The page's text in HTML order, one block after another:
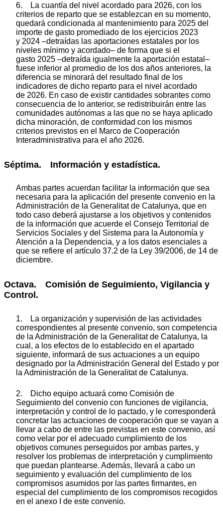
6. La cuantía del nivel acordado para 2026, con los
criterios de reparto que se establezcan en su momento,
quedará condicionada al mantenimiento para 2025 del
importe de gasto promediado de los ejercicios 2023
y 2024 –detraídas las aportaciones estatales por los
niveles mínimo y acordado– de forma que si el
gasto 2025 –detraída igualmente la aportación estatal–
fuese inferior al promedio de los dos años anteriores, la
diferencia se minorará del resultado final de los
indicadores de dicho reparto para el nivel acordado
de 2026. En caso de existir cantidades sobrantes como
consecuencia de lo anterior, se redistribuirán entre las
comunidades autónomas a las que no se haya aplicado
dicha minoración, de conformidad con los mismos
criterios previstos en el Marco de Cooperación
Interadministrativa para el año 2026.
Séptima. Información y estadística.
Ambas partes acuerdan facilitar la información que sea
necesaria para la aplicación del presente convenio en la
Administración de la Generalitat de Catalunya, que en
todo caso deberá ajustarse a los objetivos y contenidos
de la información que acuerde el Consejo Territorial de
Servicios Sociales y del Sistema para la Autonomía y
Atención a la Dependencia, y a los datos esenciales a
que se refiere el artículo 37.2 de la Ley 39/2006, de 14 de
diciembre.
Octava. Comisión de Seguimiento, Vigilancia y
Control.
1. La organización y supervisión de las actividades
correspondientes al presente convenio, son competencia
de la Administración de la Generalitat de Catalunya, la
cual, a los efectos de lo establecido en el apartado
siguiente, informará de sus actuaciones a un equipo
designado por la Administración General del Estado y por
la Administración de la Generalitat de Catalunya.
2. Dicho equipo actuará como Comisión de
Seguimiento del convenio con funciones de vigilancia,
interpretación y control de lo pactado, y le corresponderá
concretar las actuaciones de cooperación que se vayan a
llevar a cabo de entre las previstas en este convenio, así
como velar por el adecuado cumplimiento de los
objetivos comunes perseguidos por ambas partes, y
resolver los problemas de interpretación y cumplimiento
que puedan plantearse. Además, llevará a cabo un
seguimiento y evaluación del cumplimiento de los
compromisos asumidos por las partes firmantes, en
especial del cumplimiento de los compromisos recogidos
en el anexo I de este convenio.